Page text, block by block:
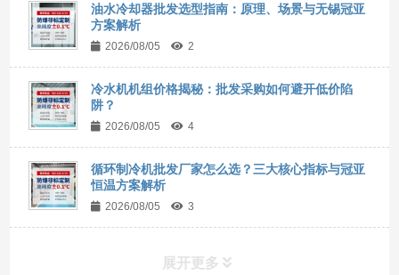
油水冷却器批发选型指南：原理、场景与无锡冠亚
方案解析
2026/08/05 2
冷水机机组价格揭秘：批发采购如何避开低价陷
阱？
2026/08/05 4
循环制冷机批发厂家怎么选？三大核心指标与冠亚
恒温方案解析
2026/08/05 3
展开更多